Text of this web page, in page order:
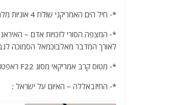
*- חיל הים האמריקני שולח 4 אוניות מלחמה כדי לחסום משלוחי נפט איראניים מלהגיע לוונצואלה.
*- המצפה הסורי לזכויות אדם –
לאורך המדבר מאלבוכמאל הסמוכה
*- מטוס קרב אמריקאי מסוג F22 ראפטור, שהשתתף בגיחות אימון מעל פלורידה, התרסק סמוך לבסיס חיל האוויר "אגלין".
*- החיזבאללה – האיום על ישראל :